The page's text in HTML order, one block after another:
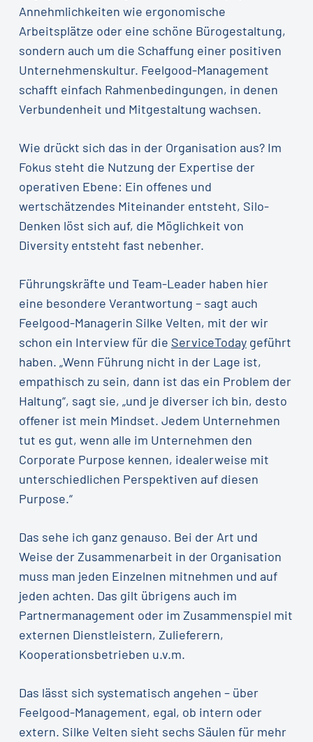
Annehmlichkeiten wie ergonomische
Arbeitsplätze oder eine schöne Bürogestaltung,
sondern auch um die Schaffung einer positiven
Unternehmenskultur. Feelgood-Management
schafft einfach Rahmenbedingungen, in denen
Verbundenheit und Mitgestaltung wachsen.
Wie drückt sich das in der Organisation aus? Im
Fokus steht die Nutzung der Expertise der
operativen Ebene: Ein offenes und
wertschätzendes Miteinander entsteht, Silo-
Denken löst sich auf, die Möglichkeit von
Diversity entsteht fast nebenher.
Führungskräfte und Team-Leader haben hier
eine besondere Verantwortung – sagt auch
Feelgood-Managerin Silke Velten, mit der wir
schon ein Interview für die ServiceTodaygeführt
haben. „Wenn Führung nicht in der Lage ist,
empathisch zu sein, dann ist das ein Problem der
Haltung“, sagt sie, „und je diverser ich bin, desto
offener ist mein Mindset. Jedem Unternehmen
tut es gut, wenn alle im Unternehmen den
Corporate Purpose kennen, idealerweise mit
unterschiedlichen Perspektiven auf diesen
Purpose.“
Das sehe ich ganz genauso. Bei der Art und
Weise der Zusammenarbeit in der Organisation
muss man jeden Einzelnen mitnehmen und auf
jeden achten. Das gilt übrigens auch im
Partnermanagement oder im Zusammenspiel mit
externen Dienstleistern, Zulieferern,
Kooperationsbetrieben u.v.m.
Das lässt sich systematisch angehen – über
Feelgood-Management, egal, ob intern oder
extern. Silke Velten sieht sechs Säulen für mehr